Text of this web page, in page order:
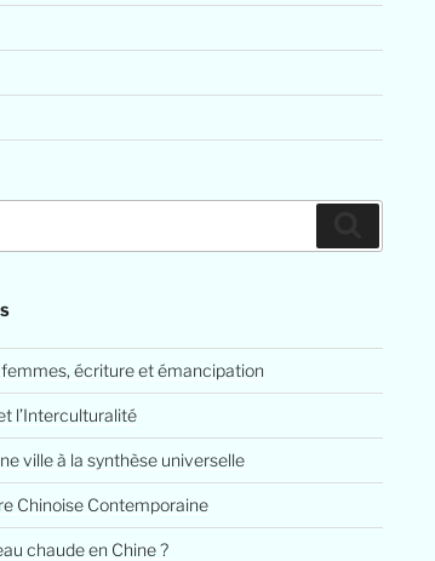
femmes, écriture et émancipation
l’Interculturalité
ville à la synthèse universelle
Chinoise Contemporaine
chaude en Chine ?